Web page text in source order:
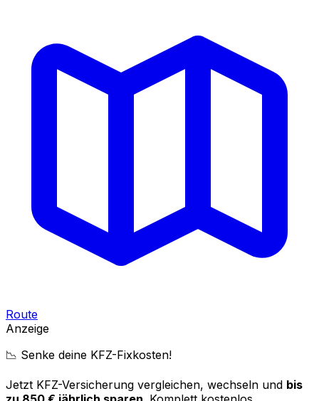
Route
Anzeige
📉 Senke deine KFZ-Fixkosten!
Jetzt KFZ-Versicherung vergleichen, wechseln und bis